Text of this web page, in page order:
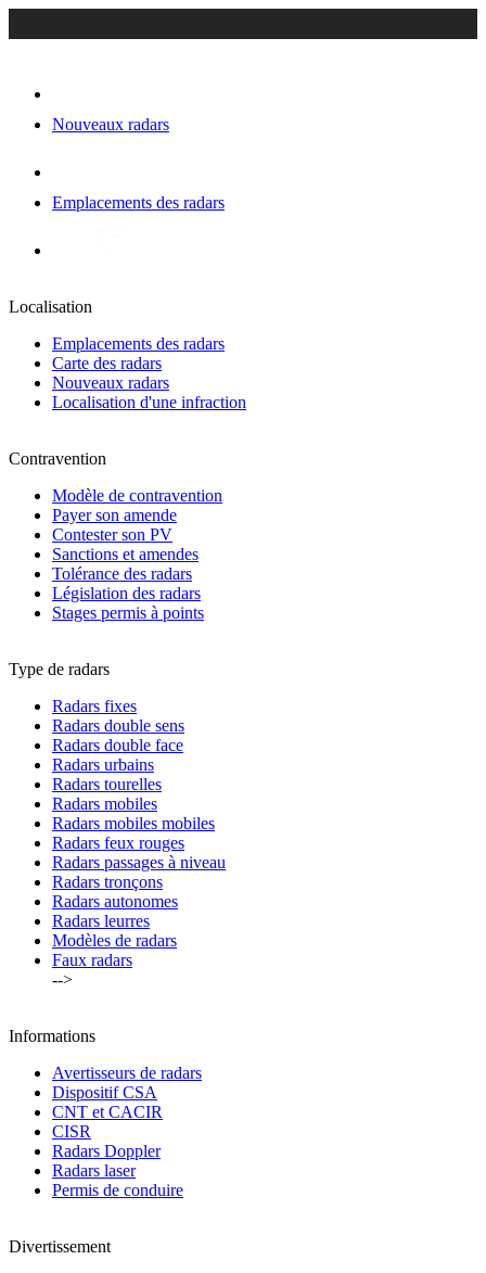
Nouveaux radars
Emplacements des radars
Localisation
Emplacements des radars
Carte des radars
Nouveaux radars
Localisation d'une infraction
Contravention
Modèle de contravention
Payer son amende
Contester son PV
Sanctions et amendes
Tolérance des radars
Législation des radars
Stages permis à points
Type de radars
Radars fixes
Radars double sens
Radars double face
Radars urbains
Radars tourelles
Radars mobiles
Radars mobiles mobiles
Radars feux rouges
Radars passages à niveau
Radars tronçons
Radars autonomes
Radars leurres
Modèles de radars
Faux radars
-->
Informations
Avertisseurs de radars
Dispositif CSA
CNT et CACIR
CISR
Radars Doppler
Radars laser
Permis de conduire
Divertissement